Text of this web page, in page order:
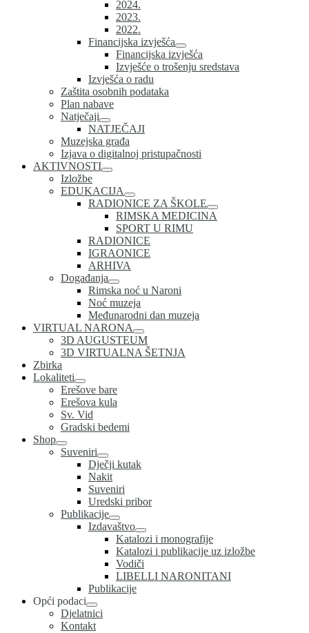
2024.
2023.
2022.
Financijska izvješća
Financijska izvješća
Izvješće o trošenju sredstava
Izvješća o radu
Zaštita osobnih podataka
Plan nabave
Natječaji
NATJEČAJI
Muzejska građa
Izjava o digitalnoj pristupačnosti
AKTIVNOSTI
Izložbe
EDUKACIJA
RADIONICE ZA ŠKOLE
RIMSKA MEDICINA
SPORT U RIMU
RADIONICE
IGRAONICE
ARHIVA
Događanja
Rimska noć u Naroni
Noć muzeja
Međunarodni dan muzeja
VIRTUAL NARONA
3D AUGUSTEUM
3D VIRTUALNA ŠETNJA
Zbirka
Lokaliteti
Erešove bare
Erešova kula
Sv. Vid
Gradski bedemi
Shop
Suveniri
Dječji kutak
Nakit
Suveniri
Uredski pribor
Publikacije
Izdavaštvo
Katalozi i monografije
Katalozi i publikacije uz izložbe
Vodiči
LIBELLI NARONITANI
Publikacije
Opći podaci
Djelatnici
Kontakt